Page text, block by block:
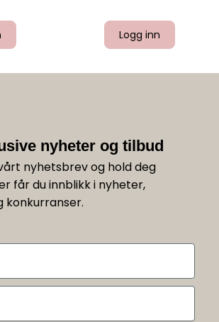
Logg inn
nyheter og tilbud
nyhetsbrev og hold deg
får du innblikk i nyheter,
konkurranser.